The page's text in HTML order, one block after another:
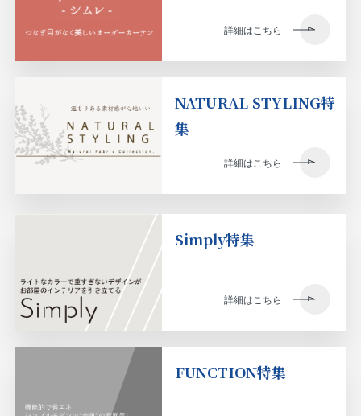
詳細はこちら
NATURAL STYLING特
集
詳細はこちら
Simply特集
詳細はこちら
FUNCTION特集